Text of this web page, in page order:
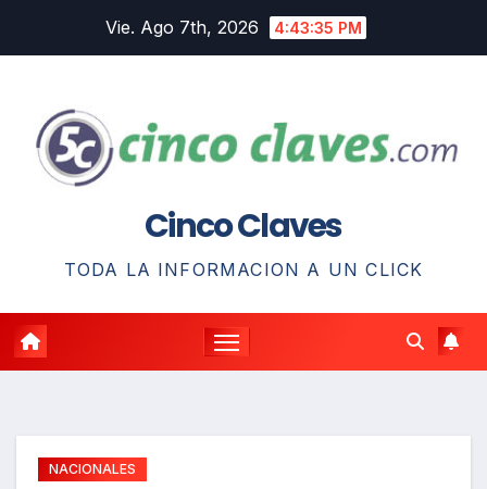
Vie. Ago 7th, 2026 4:43:36 PM
Cinco Claves
TODA LA INFORMACION A UN CLICK
NACIONALES